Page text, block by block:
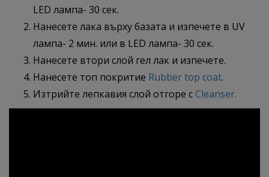
LED лампа- 30 сек.
Нанесете лака върху базата и изпечете в UV
лампа- 2 мин. или в LED лампа- 30 сек.
Нанесете втори слой гел лак и изпечете.
Нанесете топ покритие Rubber top coat.
Изтрийте лепкавия слой отгоре сCleanser.